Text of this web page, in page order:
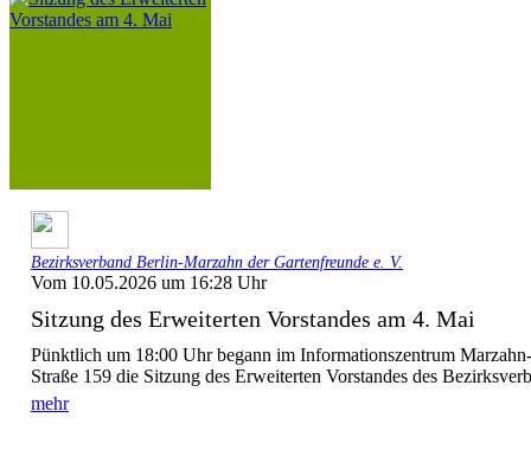
Bezirksverband Berlin-Marzahn der Gartenfreunde e. V.
Vom 10.05.2026 um 16:28 Uhr
Sitzung des Erweiterten Vorstandes am 4. Mai
Pünktlich um 18:00 Uhr begann im Informationszentrum
Straße 159 die Sitzung des Erweiterten Vorstandes des
mehr